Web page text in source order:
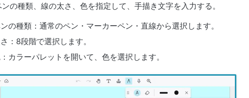
ンの種類、線の太さ、色を指定して、手描き文字を入力する。
の種類：通常のペン・マーカーペン・直線から選択します。
：8段階で選択します。
カラーパレットを開いて、色を選択します。